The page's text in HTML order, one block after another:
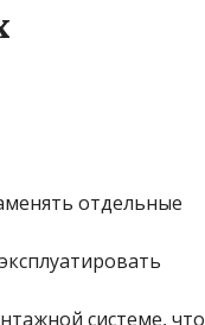
отдельные
системе, что